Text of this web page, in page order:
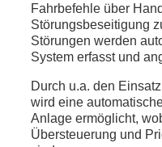
Fahrbefehle über
Störungsbeseitigung
Störungen werden
System erfasst und
Durch u.a. den
wird eine
Anlage ermöglicht,
Übersteuerung und